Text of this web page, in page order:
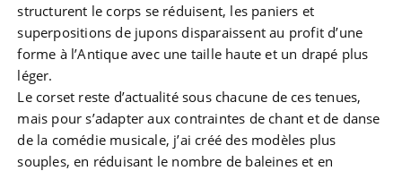
structurent le corps se réduisent, les paniers et
superpositions de jupons disparaissent au profit d’une
forme à l’Antique avec une taille haute et un drapé plus
léger.
Le corset reste d’actualité sous chacune de ces tenues,
mais pour s’adapter aux contraintes de chant et de danse
de la comédie musicale, j’ai créé des modèles plus
souples, en réduisant le nombre de baleines et en